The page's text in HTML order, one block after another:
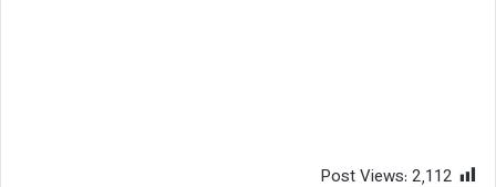
Post Views: 2٬112